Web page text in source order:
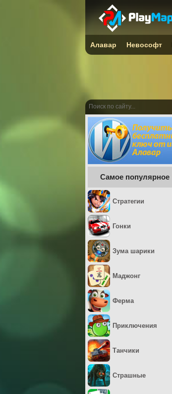
Самое популярное
Стратегии
Гонки
Зума шарики
Маджонг
Ферма
Приключения
Танчики
Страшные
Алавар Невософт